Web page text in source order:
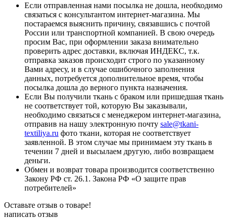
Если отправленная нами посылка не дошла, необходимо
связаться с консультантом интернет-магазина. Мы
постараемся выяснить причину, связавшись с почтой
России или транспортной компанией. В свою очередь
просим Вас, при оформлении заказа внимательно
проверить адрес доставки, включая ИНДЕКС, т.к.
отправка заказов происходит строго по указанному
Вами адресу, и в случае ошибочного заполнения
данных, потребуется дополнительное время, чтобы
посылка дошла до верного пункта назначения.
Если Вы получили ткань с браком или пришедшая ткань
не соответствует той, которую Вы заказывали,
необходимо связаться с менеджером интернет-магазина,
отправив на нашу электронную почту sale@tkani-
textiliya.ru фото ткани, которая не соответствует
заявленной. В этом случае мы принимаем эту ткань в
течении 7 дней и высылаем другую, либо возвращаем
деньги.
Обмен и возврат товара производится соответственно
Закону РФ ст. 26.1. Закона РФ «О защите прав
потребителей»
Оставьте отзыв о товаре!
написать отзыв